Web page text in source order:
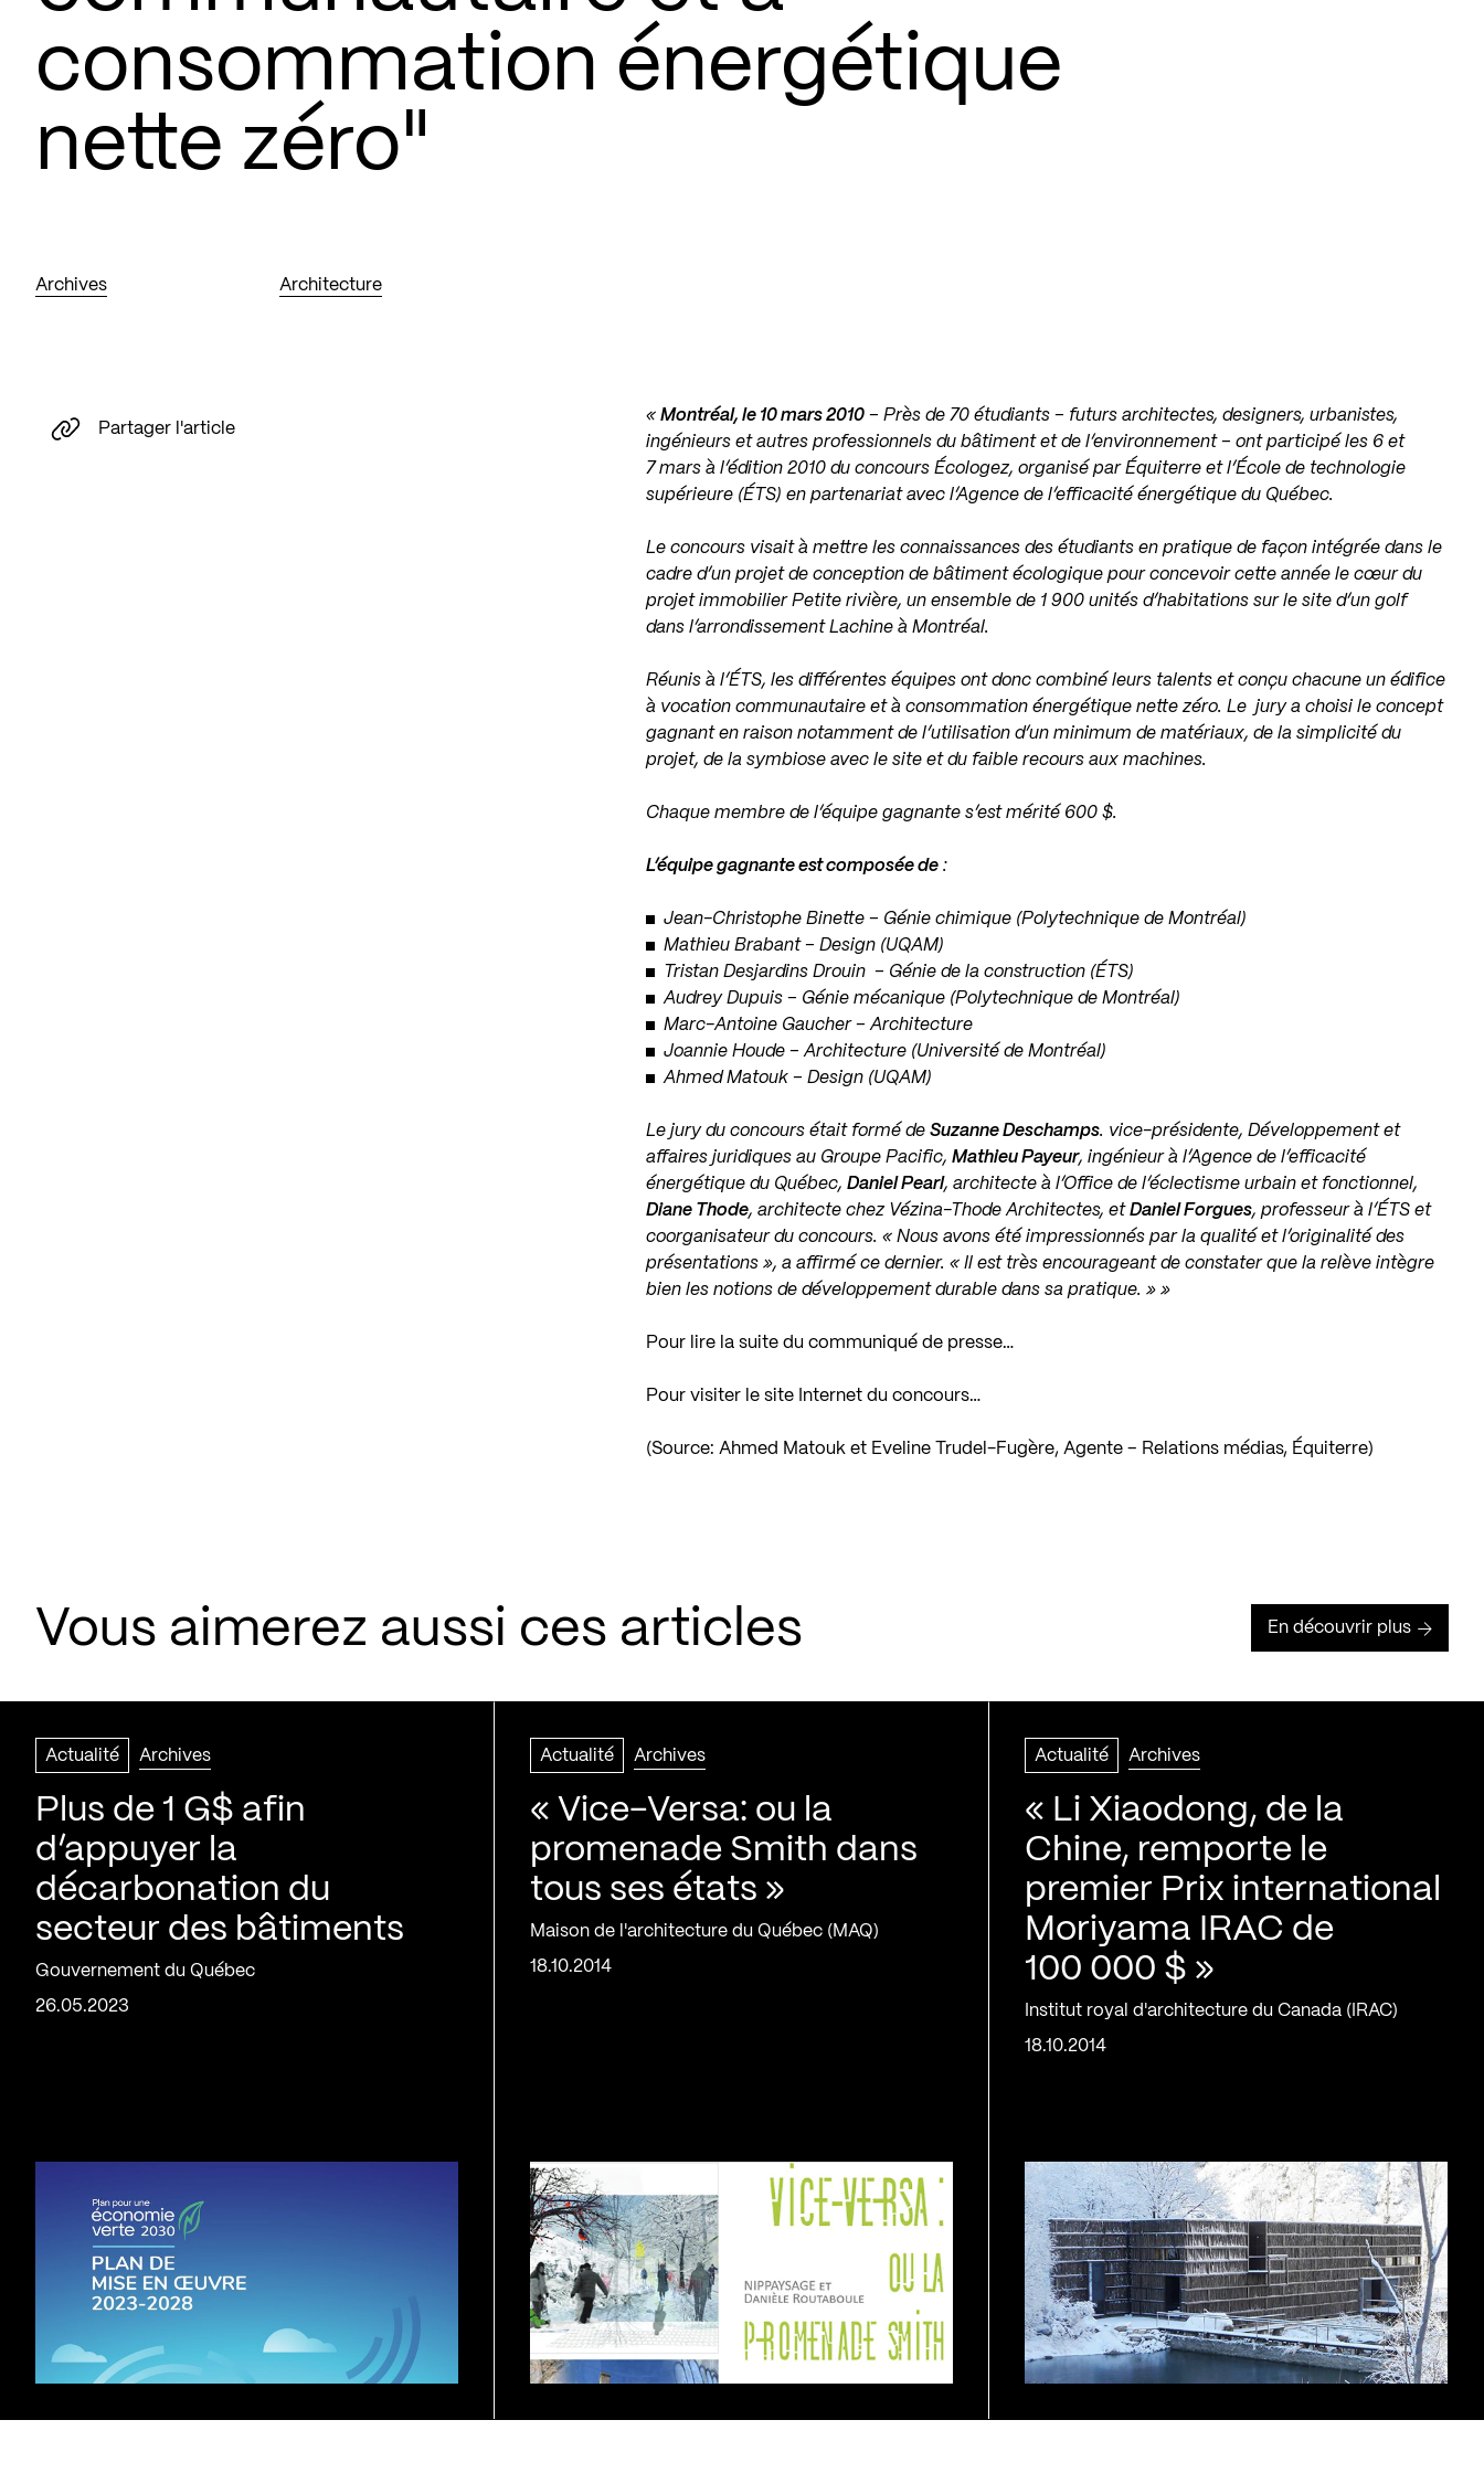
consommation énergétique
nette zéro"
Archives Architecture
«Montréal, le 10 mars 2010 – Près de 70 étudiants – futurs architectes, designers, urbanistes,
ingénieurs et autres professionnels du bâtiment et de l’environnement – ont participé les 6 et
7 mars à l’édition 2010 du concours Écologez, organisé par Équiterre et l’École de technologie
supérieure (ÉTS) en partenariat avec l’Agence de l’efficacité énergétique du Québec.
Le concours visait à mettre les connaissances des étudiants en pratique de façon intégrée dans le
cadre d’un projet de conception de bâtiment écologique pour concevoir cette année le cœur du
projet immobilier Petite rivière, un ensemble de 1 900 unités d’habitations sur le site d’un golf
dans l’arrondissement Lachine à Montréal.
Réunis à l’ÉTS, les différentes équipes ont donc combiné leurs talents et conçu chacune un édifice
à vocation communautaire et à consommation énergétique nette zéro. Le jury a choisi le concept
gagnant en raison notamment de l’utilisation d’un minimum de matériaux, de la simplicité du
projet, de la symbiose avec le site et du faible recours aux machines.
Chaque membre de l’équipe gagnante s’est mérité 600 $.
L’équipe gagnante est composée de :
Jean-Christophe Binette – Génie chimique (Polytechnique de Montréal)
Mathieu Brabant – Design (UQAM)
Tristan Desjardins Drouin – Génie de la construction (ÉTS)
Audrey Dupuis – Génie mécanique (Polytechnique de Montréal)
Marc-Antoine Gaucher – Architecture
Joannie Houde – Architecture (Université de Montréal)
Ahmed Matouk – Design (UQAM)
Le jury du concours était formé deSuzanne Deschamps. vice-présidente, Développement et
affaires juridiques au Groupe Pacific,Mathieu Payeur, ingénieur à l’Agence de l’efficacité
énergétique du Québec,Daniel Pearl, architecte à l’Office de l’éclectisme urbain et fonctionnel,
Diane Thode, architecte chez Vézina-Thode Architectes, etDaniel Forgues, professeur à l’ÉTS et
coorganisateur du concours. « Nous avons été impressionnés par la qualité et l’originalité des
présentations », a affirmé ce dernier. « Il est très encourageant de constater que la relève intègre
bien les notions de développement durable dans sa pratique. » »
Pour lire la suite du communiqué de presse…
Pour visiter le site Internet du concours…
(Source: Ahmed Matouk et Eveline Trudel-Fugère, Agente – Relations médias, Équiterre)
Partager l'article
Vous aimerez aussi ces articles En découvrir plus
Actualité Archives
Plus de 1 G$ afin
d’appuyer la
décarbonation du
secteur des bâtiments
Gouvernement du Québec
26.05.2023
Actualité Archives
« Vice-Versa: ou la
promenade Smith dans
tous ses états »
Maison de l'architecture du Québec (MAQ)
18.10.2014
Actualité Archives
« Li Xiaodong, de la
Chine, remporte le
premier Prix international
Moriyama IRAC de
100 000 $ »
Institut royal d'architecture du Canada (IRAC)
18.10.2014